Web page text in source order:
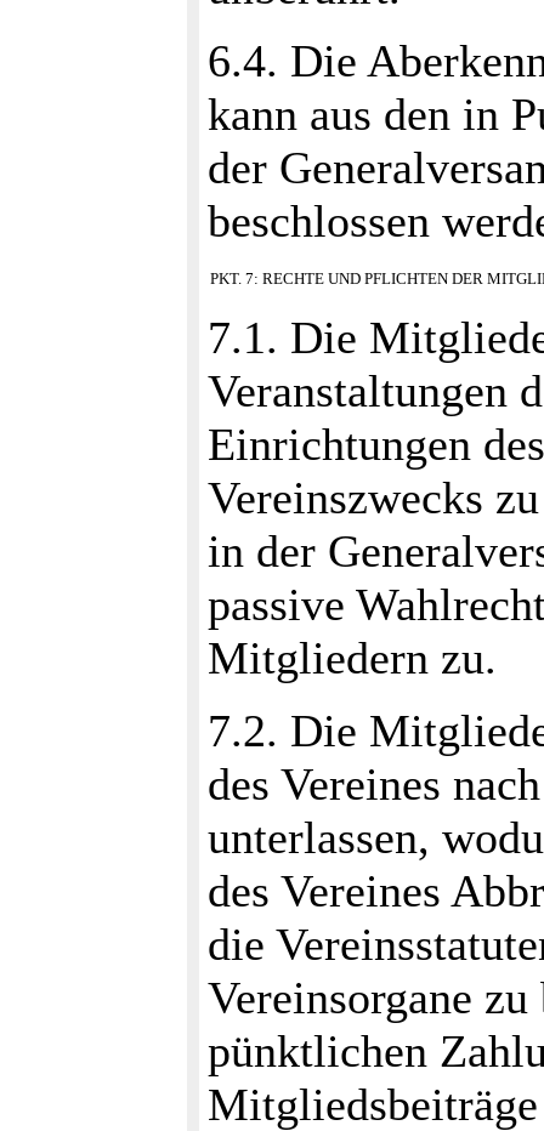
6.4. Die
kann aus den in
der
beschlossen
PKT. 7: RECHTE UND PFLICHTEN DER
7.1. Die
Veranstaltungen
Einrichtungen
Vereinszwecks
in der
passive
Mitgliedern zu.
7.2. Die
des Vereines
unterlassen,
des Vereines
die
Vereinsorgane
pünktlichen